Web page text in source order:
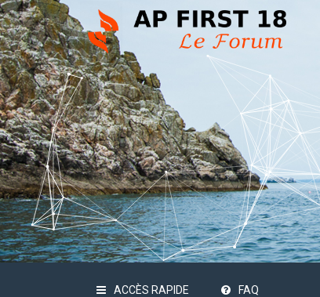
ACCÈS RAPIDE FAQ